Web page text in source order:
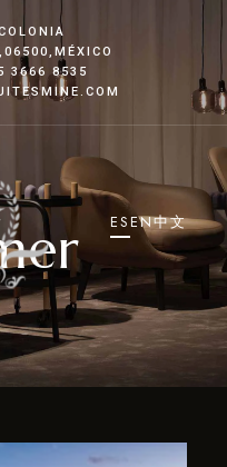
,06500,MÉXICO
3666 8535
ESEN中文